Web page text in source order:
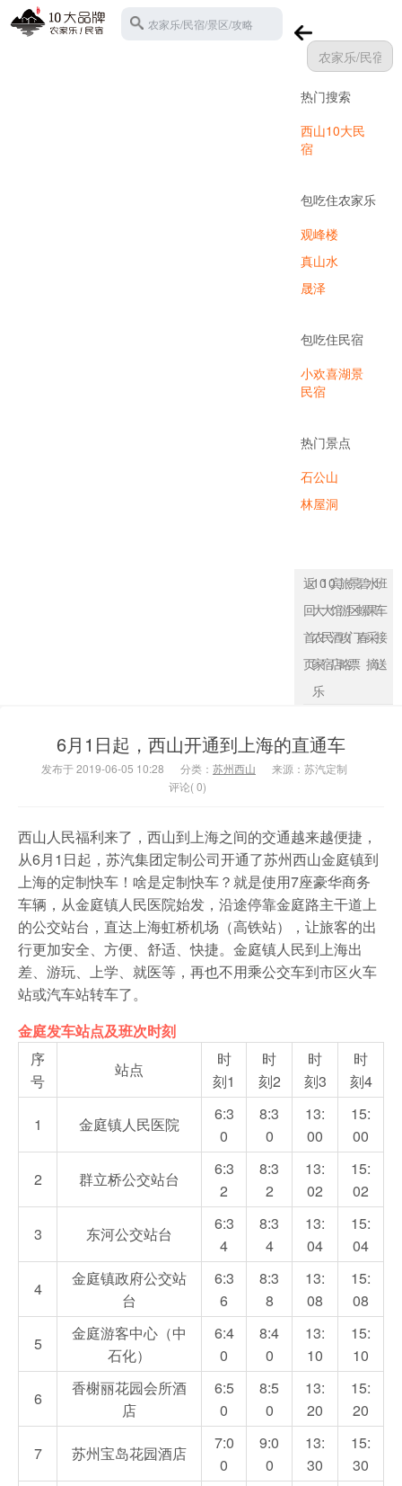
农家乐/民宿/景区/攻略
热门搜索
西山10大民
宿
包吃住农家乐
观峰楼
真山水
晟泽
包吃住民宿
小欢喜湖景
民宿
热门景点
石公山
林屋洞
返
回
首
页
10
大
农
家
乐
10
大
民
宿
宾
馆
酒
店
旅
游
攻
略
景
区
门
票
碧
螺
春
水
果
采
摘
班
车
接
送
6月1日起，西山开通到上海的直通车
发布于 2019-06-05 10:28 分类： 苏州西山
来源：苏汽定制
评论( 0)
西山人民福利来了，西山到上海之间的交通越来越便捷，
从6月1日起，苏汽集团定制公司开通了苏州西山金庭镇到
上海的定制快车！啥是定制快车？就是使用7座豪华商务
车辆，从金庭镇人民医院始发，沿途停靠金庭路主干道上
的公交站台，直达上海虹桥机场（高铁站），让旅客的出
行更加安全、方便、舒适、快捷。金庭镇人民到上海出
差、游玩、上学、就医等，再也不用乘公交车到市区火车
站或汽车站转车了。
金庭发车站点及班次时刻
序
号
站点
时
刻1
时
刻2
时
刻3
时
刻4
1 金庭镇人民医院
6:3
0
8:3
0
13:
00
15:
00
2 群立桥公交站台
6:3
2
8:3
2
13:
02
15:
02
3 东河公交站台
6:3
4
8:3
4
13:
04
15:
04
4
金庭镇政府公交站
台
6:3
6
8:3
8
13:
08
15:
08
5
金庭游客中心（中
石化）
6:4
0
8:4
0
13:
10
15:
10
6
香榭丽花园会所酒
店
6:5
0
8:5
0
13:
20
15:
20
7 苏州宝岛花园酒店
7:0
0
9:0
0
13:
30
15:
30